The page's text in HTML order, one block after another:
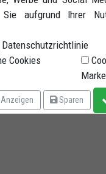
aufgrund Ihrer
Datenschutzrichtlinie
Cookies
Anzeigen Sparen